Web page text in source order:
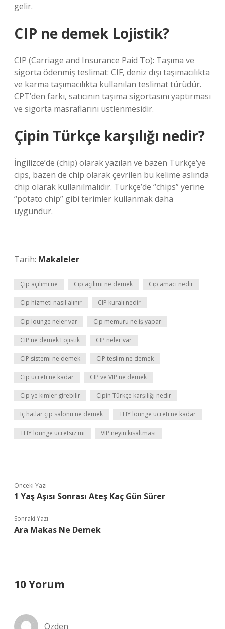
gelir.
CIP ne demek Lojistik?
CIP (Carriage and Insurance Paid To): Taşıma ve
sigorta ödenmiş teslimat: CIF, deniz dışı taşımacılıkta
ve karma taşımacılıkta kullanılan teslimat türüdür.
CPT’den farkı, satıcının taşıma sigortasını yaptırması
ve sigorta masraflarını üstlenmesidir.
Çipin Türkçe karşılığı nedir?
İngilizce’de (chip) olarak yazılan ve bazen Türkçe’ye
cips, bazen de chip olarak çevrilen bu kelime aslında
chip olarak kullanılmalıdır. Türkçe’de “chips” yerine
“potato chip” gibi terimler kullanmak daha
uygundur.
Tarih: Makaleler
Çip açılımı ne Cip açılımı ne demek Cip amacı nedir
Çip hizmeti nasıl alınır CIP kuralı nedir
Çip lounge neler var Çip memuru ne iş yapar
CIP ne demek Lojistik CIP neler var
CIP sistemi ne demek CIP teslim ne demek
Cip ücreti ne kadar CIP ve VIP ne demek
Cip ye kimler girebilir Çipin Türkçe karşılığı nedir
Iç hatlar çip salonu ne demek THY lounge ücreti ne kadar
THY lounge ücretsiz mi VIP neyin kısaltması
Önceki Yazı
1 Yaş Aşısı Sonrası Ateş Kaç Gün Sürer
Sonraki Yazı
Ara Makas Ne Demek
10 Yorum
Özden